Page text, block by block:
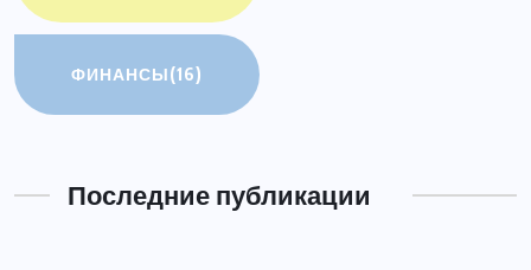
ФИНАНСЫ(16)
Последние публикации